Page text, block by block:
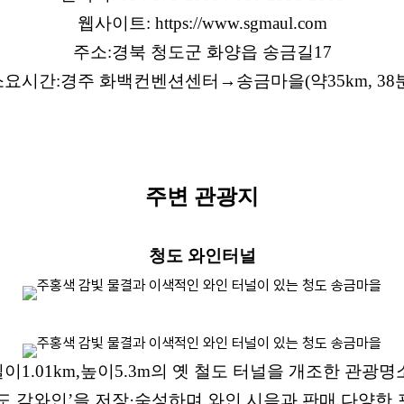
웹사이트: https://www.sgmaul.com
주소:경북 청도군 화양읍 송금길17
요시간:경주 화백컨벤션센터 → 송금마을(약35km, 38
주변 관광지
청도 와인터널
1.01km,높이 5.3m의 옛 철도 터널을 개조한 관광명
감와인’을 저장·숙성하며 ,와인 시음과 판매 ,다양한